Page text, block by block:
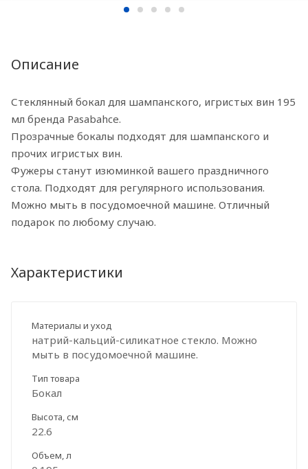
Описание
Стеклянный бокал для шампанского, игристых вин 195
мл бренда Pasabahce.
Прозрачные бокалы подходят для шампанского и
прочих игристых вин.
Фужеры станут изюминкой вашего праздничного
стола. Подходят для регулярного использования.
Можно мыть в посудомоечной машине. Отличный
подарок по любому случаю.
Характеристики
Материалы и уход
натрий-кальций-силикатное стекло. Можно
мыть в посудомоечной машине.
Тип товара
Бокал
Высота, см
22.6
Объем, л